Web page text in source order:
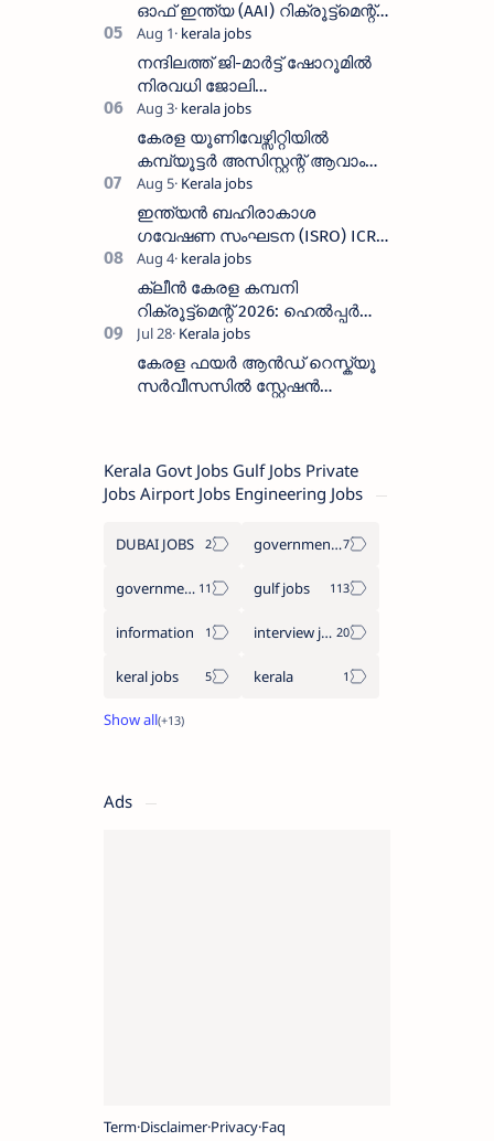
ഓഫ് ഇന്ത്യ (AAI) റിക്രൂട്ട്മെന്റ്
2026: 800+ ഒഴിവുകൾ,
അപേക്ഷിക്കാനുള്ള അവസാന
തീയതി സെപ്റ്റംബർ 7
നന്ദിലത്ത് ജി-മാർട്ട് ഷോറൂമിൽ
നിരവധി ജോലി
ഒഴിവുകൾ|Nandilath G-Mart
Showroom vacancies 2026
കേരള യൂണിവേഴ്സിറ്റിയിൽ
കമ്പ്യൂട്ടർ അസിസ്റ്റന്റ് ആവാം
:അവസാന തീയതി: ഓഗസ്റ്റ് 5 ന്
ഇന്ത്യൻ ബഹിരാകാശ
ഗവേഷണ സംഘടന (ISRO) ICRB
യിൽ ജോലി അവസരം :ശമ്പളം
25, 500 രൂപ മുതൽ
ക്ലീൻ കേരള കമ്പനി
റിക്രൂട്ട്മെന്റ് 2026: ഹെൽപ്പർ
തസ്തികയിലേക്ക് ഓഗസ്റ്റ് 5-ന്
വാക്ക് ഇൻ ഇന്റർവ്യൂ
കേരള ഫയർ ആൻഡ് റെസ്ക്യൂ
സർവീസസിൽ സ്റ്റേഷൻ
Kerala Govt Jobs Gulf Jobs Private
Jobs Airport Jobs Engineering Jobs
DUBAI JOBS government information
government jobs gulf jobs
information interview jobs
keral jobs kerala
Ads
Term Disclaimer Privacy Faq